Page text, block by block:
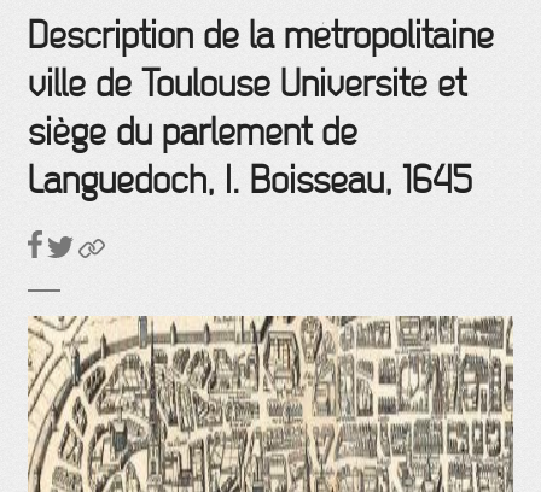
Description de la métropolitaine
ville de Toulouse Université et
siège du parlement de
Languedoch, I. Boisseau, 1645